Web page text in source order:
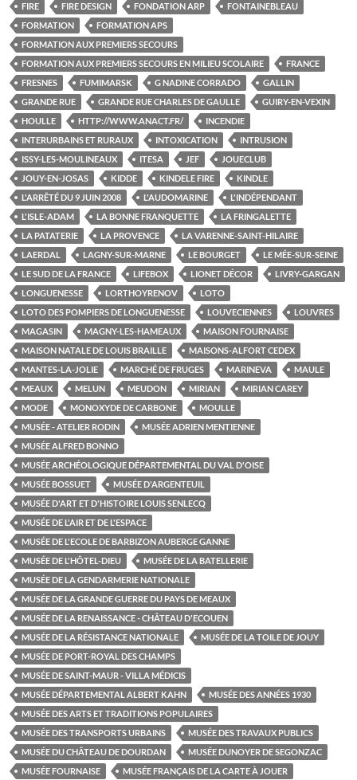
FIRE
FIRE DESIGN FONDATION ARP
FONTAINEBLEAU
FORMATION
FORMATION APS
FORMATION AUX PREMIERS SECOURS
FORMATION AUX PREMIERS SECOURS EN MILIEU SCOLAIRE
FRANCE
FRESNES
FUMIMARSK G NADINE CORRADO
GALLIN
GRANDE RUE
GRANDE RUE CHARLES DE GAULLE
GUIRY-EN-VEXIN
HOULLE
HTTP://WWW.ANACT.FR/
INCENDIE
INTERURBAINS ET RURAUX
INTOXICATION
INTRUSION
ISSY-LES-MOULINEAUX
ITESA JEF
JOUECLUB
JOUY-EN-JOSAS
KIDDE KINDELE FIRE
KINDLE
L'ARRÊTÉ DU 9 JUIN 2008
L'AUDOMARINE
L'INDÉPENDANT
L'ISLE-ADAM
LA BONNE FRANQUETTE
LA FRINGALETTE
LA PATATERIE
LA PROVENCE
LA VARENNE-SAINT-HILAIRE
LAERDAL
LAGNY-SUR-MARNE LE BOURGET
LE MÉE-SUR-SEINE
LE SUD DE LA FRANCE
LIFEBOX LIONET DÉCOR
LIVRY-GARGAN
LONGUENESSE
LORTHOYRENOV
LOTO
LOTO DES POMPIERS DE LONGUENESSE
LOUVECIENNES
LOUVRES
MAGASIN
MAGNY-LES-HAMEAUX
MAISON FOURNAISE
MAISON NATALE DE LOUIS BRAILLE
MAISONS-ALFORT CEDEX
MANTES-LA-JOLIE
MARCHÉ DE FRUGES MARINEVA
MAULE
MEAUX
MELUN MEUDON MIRIAN
MIRIAN CAREY
MODE
MONOXYDE DE CARBONE
MOULLE
MUSÉE - ATELIER RODIN
MUSÉE ADRIEN MENTIENNE
MUSÉE ALFRED BONNO
MUSÉE ARCHÉOLOGIQUE DÉPARTEMENTAL DU VAL D'OISE
MUSÉE BOSSUET
MUSÉE D'ARGENTEUIL
MUSÉE D'ART ET D'HISTOIRE LOUIS SENLECQ
MUSÉE DE L'AIR ET DE L'ESPACE
MUSÉE DE L'ECOLE DE BARBIZON AUBERGE GANNE
MUSÉE DE L'HÔTEL-DIEU
MUSÉE DE LA BATELLERIE
MUSÉE DE LA GENDARMERIE NATIONALE
MUSÉE DE LA GRANDE GUERRE DU PAYS DE MEAUX
MUSÉE DE LA RENAISSANCE - CHÂTEAU D'ECOUEN
MUSÉE DE LA RÉSISTANCE NATIONALE
MUSÉE DE LA TOILE DE JOUY
MUSÉE DE PORT-ROYAL DES CHAMPS
MUSÉE DE SAINT-MAUR - VILLA MÉDICIS
MUSÉE DÉPARTEMENTAL ALBERT KAHN
MUSÉE DES ANNÉES 1930
MUSÉE DES ARTS ET TRADITIONS POPULAIRES
MUSÉE DES TRANSPORTS URBAINS
MUSÉE DES TRAVAUX PUBLICS
MUSÉE DU CHÂTEAU DE DOURDAN
MUSÉE DUNOYER DE SEGONZAC
MUSÉE FOURNAISE
MUSÉE FRANÇAIS DE LA CARTE À JOUER